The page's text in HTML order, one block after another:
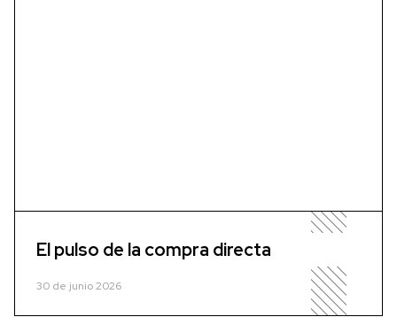
El pulso de la compra directa
30 de junio 2026